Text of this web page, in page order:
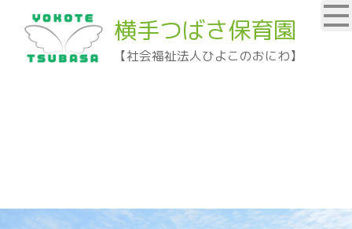
横手つばさ保育園
【社会福祉法人ひよこのおにわ】